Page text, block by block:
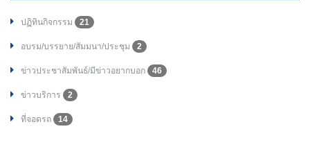
ปฏิทินกิจกรรม 21
อบรม/บรรยาย/สัมมนา/ประชุม 2
ข่าวประชาสัมพันธ์/มีข่าวอยากบอก 46
ข่าวบริการ 2
ที่จอดรถ 14